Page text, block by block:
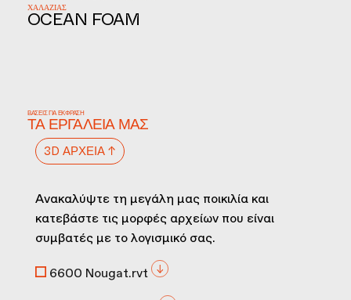
OCEAN FOAM
ΧΑΛΑΖΙΑΣ
ΒΆΣΕΙΣ ΓΙΑ ΈΚΦΡΑΣΗ
ΤΑ ΕΡΓΑΛΕΊΑ ΜΑΣ
3D ΑΡΧΕΊΑ ↑
Ανακαλύψτε τη μεγάλη μας ποικιλία και
κατεβάστε τις μορφές αρχείων που είναι
συμβατές με το λογισμικό σας.
6600 Nougat.rvt